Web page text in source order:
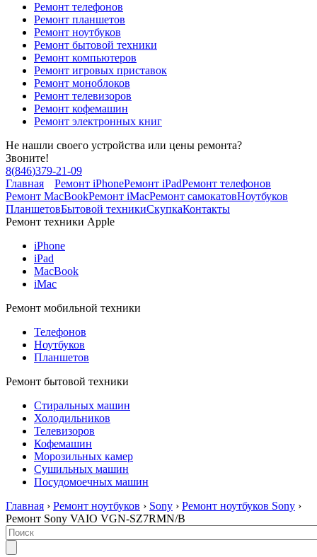
Ремонт телефонов
Ремонт планшетов
Ремонт ноутбуков
Ремонт бытовой техники
Ремонт компьютеров
Ремонт игровых приставок
Ремонт моноблоков
Ремонт телевизоров
Ремонт кофемашин
Ремонт электронных книг
Не нашли своего устройства или цены ремонта?
Звоните!
8(846)379-21-09
Главная
Ремонт iPhoneРемонт iPadРемонт телефонов
Ремонт MacBookРемонт iMacРемонт самокатовНоутбуков
ПланшетовБытовой техникиСкупкаКонтакты
Ремонт техники Apple
iPhone
iPad
MacBook
iMac
Ремонт мобильной техники
Телефонов
Ноутбуков
Планшетов
Ремонт бытовой техники
Стиральных машин
Холодильников
Телевизоров
Кофемашин
Морозильных камер
Сушильных машин
Посудомоечных машин
Главная › Ремонт ноутбуков › Sony › Ремонт ноутбуков Sony ›
Ремонт Sony VAIO VGN-SZ7RMN/B